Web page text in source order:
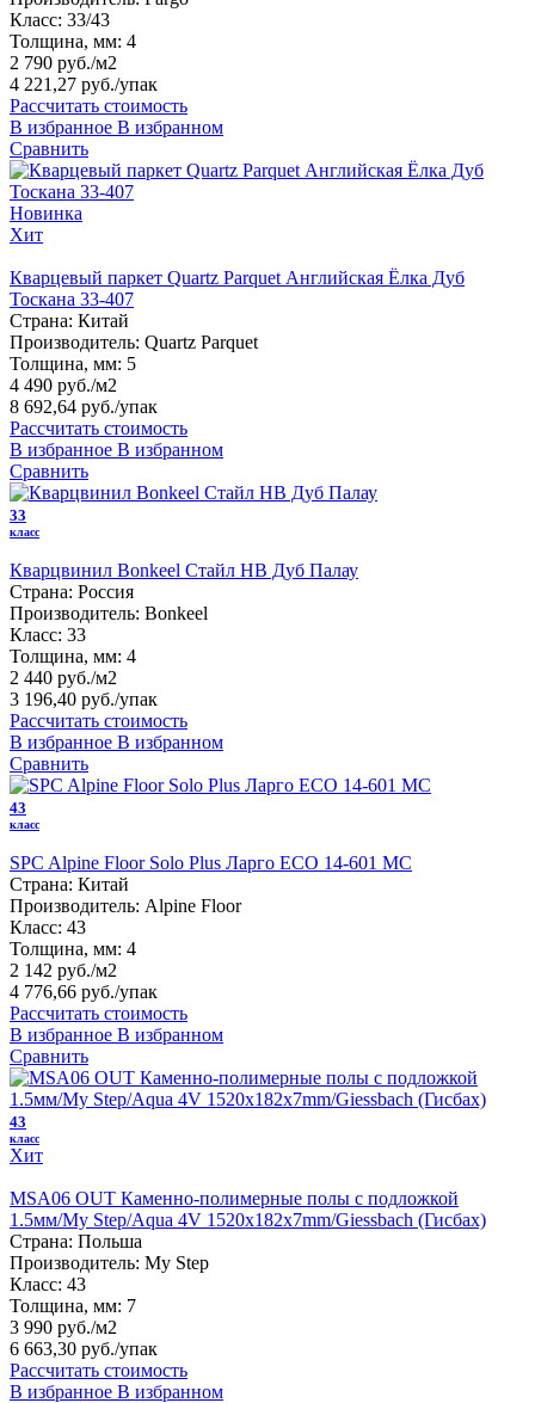
Класс: 33/43
Толщина, мм: 4
2 790 руб./м2
4 221,27 руб./упак
Рассчитать стоимость
В избранное В избранном
Сравнить
Новинка
Хит
Кварцевый паркет Quartz Parquet Английская Ёлка Дуб
Тоскана 33-407
Страна: Китай
Производитель: Quartz Parquet
Толщина, мм: 5
4 490 руб./м2
8 692,64 руб./упак
Рассчитать стоимость
В избранное В избранном
Сравнить
33
класс
Кварцвинил Bonkeel Стайл HB Дуб Палау
Страна: Россия
Производитель: Bonkeel
Класс: 33
Толщина, мм: 4
2 440 руб./м2
3 196,40 руб./упак
Рассчитать стоимость
В избранное В избранном
Сравнить
43
класс
SPC Alpine Floor Solo Plus Ларго ЕСО 14-601 MC
Страна: Китай
Производитель: Alpine Floor
Класс: 43
Толщина, мм: 4
2 142 руб./м2
4 776,66 руб./упак
Рассчитать стоимость
В избранное В избранном
Сравнить
43
класс
Хит
MSA06 OUT Каменно-полимерные полы с подложкой
1.5мм/My Step/Aqua 4V 1520х182х7mm/Giessbach (Гисбах)
Страна: Польша
Производитель: My Step
Класс: 43
Толщина, мм: 7
3 990 руб./м2
6 663,30 руб./упак
Рассчитать стоимость
В избранное В избранном